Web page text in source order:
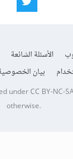
الأسئلة الشائعة
بيان
underCC BY-NC-
otherwise.